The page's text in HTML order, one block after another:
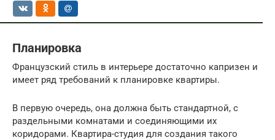
Планировка
Французский стиль в интерьере достаточно капризен и
имеет ряд требований к планировке квартиры.
В первую очередь, она должна быть стандартной, с
раздельными комнатами и соединяющими их
коридорами. Квартира-студия для создания такого